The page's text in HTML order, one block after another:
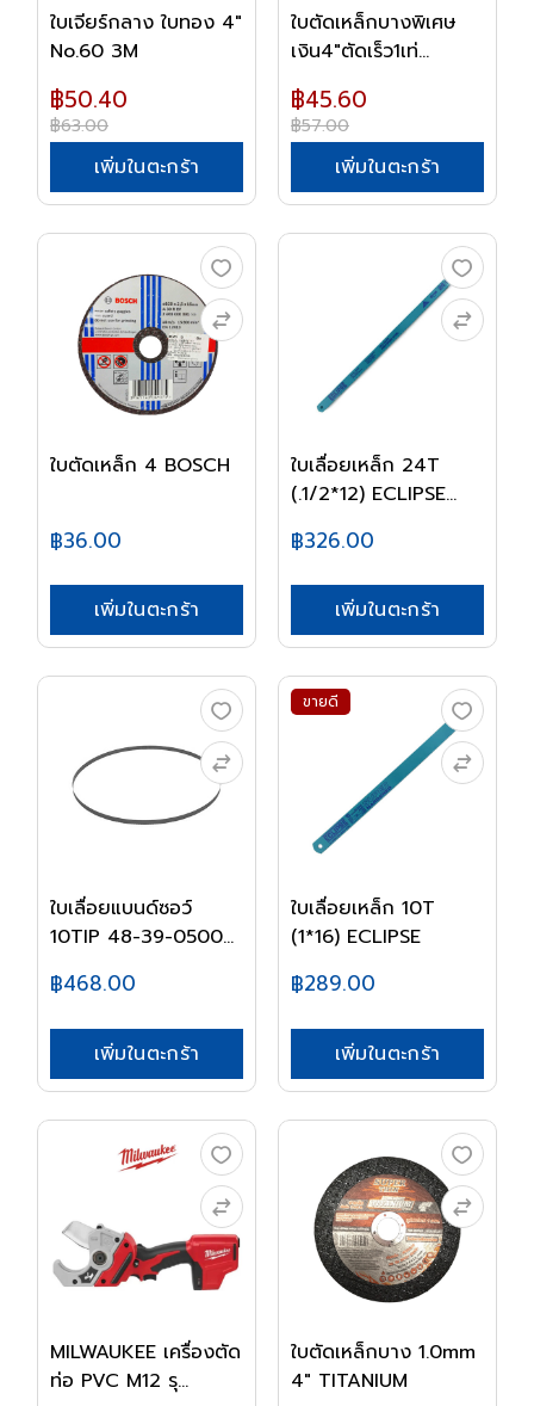
ใบเจียร์กลาง ใบทอง 4"
No.60 3M
฿50.40
฿63.00
เพิ่มในตะกร้า
ใบตัดเหล็กบางพิเศษ
เงิน4"ตัดเร็ว1เท่...
฿45.60
฿57.00
เพิ่มในตะกร้า
ใบตัดเหล็ก 4 BOSCH
฿36.00
เพิ่มในตะกร้า
ใบเลื่อยเหล็ก 24T
(.1/2*12) ECLIPSE...
฿326.00
เพิ่มในตะกร้า
ใบเลื่อยแบนด์ซอว์
10TIP 48-39-0500...
฿468.00
เพิ่มในตะกร้า
ขายดี
ใบเลื่อยเหล็ก 10T
(1*16) ECLIPSE
฿289.00
เพิ่มในตะกร้า
MILWAUKEE เครื่องตัด
ท่อ PVC M12 รุ...
ใบตัดเหล็กบาง 1.0mm
4" TITANIUM